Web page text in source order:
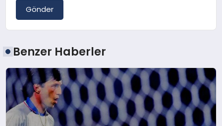
Gönder
Benzer Haberler